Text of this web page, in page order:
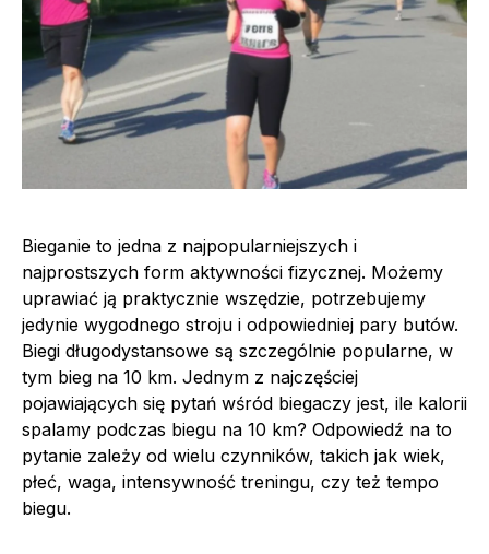
Bieganie to jedna z najpopularniejszych i
najprostszych form aktywności fizycznej. Możemy
uprawiać ją praktycznie wszędzie, potrzebujemy
jedynie wygodnego stroju i odpowiedniej pary butów.
Biegi długodystansowe są szczególnie popularne, w
tym bieg na 10 km. Jednym z najczęściej
pojawiających się pytań wśród biegaczy jest, ile kalorii
spalamy podczas biegu na 10 km? Odpowiedź na to
pytanie zależy od wielu czynników, takich jak wiek,
płeć, waga, intensywność treningu, czy też tempo
biegu.